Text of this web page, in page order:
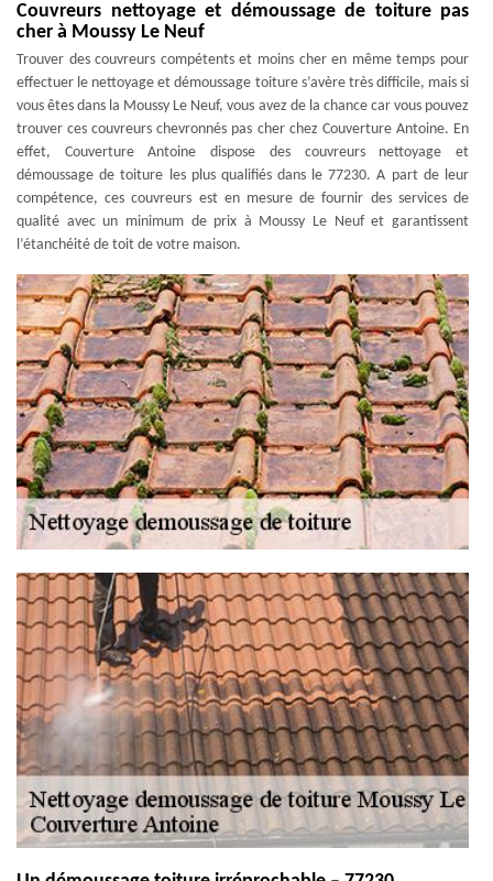
Couvreurs nettoyage et démoussage de toiture pas
cher à Moussy Le Neuf
Trouver des couvreurs compétents et moins cher en même temps pour
effectuer le nettoyage et démoussage toiture s’avère très difficile, mais si
vous êtes dans la Moussy Le Neuf, vous avez de la chance car vous pouvez
trouver ces couvreurs chevronnés pas cher chez Couverture Antoine. En
effet, Couverture Antoine dispose des couvreurs nettoyage et
démoussage de toiture les plus qualifiés dans le 77230. A part de leur
compétence, ces couvreurs est en mesure de fournir des services de
qualité avec un minimum de prix à Moussy Le Neuf et garantissent
l’étanchéité de toit de votre maison.